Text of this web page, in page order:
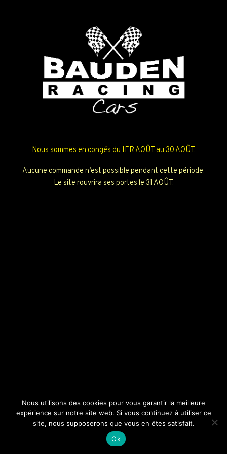
Nous sommes en congés du 1ER AOÛT au 30 AOÛT.
Aucune commande n’est possible pendant cette période.
Le site rouvrira ses portes le 31 AOÛT.
Nous utilisons des cookies pour vous garantir la meilleure
expérience sur notre site web. Si vous continuez à utiliser ce
site, nous supposerons que vous en êtes satisfait.
Ok